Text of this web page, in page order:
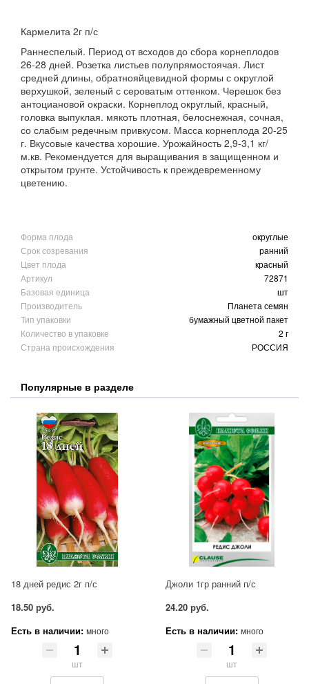
Кармелита 2г п/с
Раннеспелый. Период от всходов до сбора корнеплодов
26-28 дней. Розетка листьев полупрямостоячая. Лист
средней длины, обратнояйцевидной формы с округлой
верхушкой, зеленый с сероватым оттенком. Черешок без
антоциановой окраски. Корнеплод округлый, красный,
головка выпуклая. мякоть плотная, белоснежная, сочная,
со слабым редечным привкусом. Масса корнеплода 20-25
г. Вкусовые качества хорошие. Урожайность 2,9-3,1 кг/
м.кв. Рекомендуется для выращивания в защищенном и
открытом грунте. Устойчивость к преждевременному
цветению.
Форма плода
округлые
Срок созревания
ранний
Цвет плода
красный
Артикул
72871
Базовая единица
шт
Производитель
Планета семян
Тип упаковки
бумажный цветной пакет
Количество в упаковке
2 г
Страна происхождения
РОССИЯ
Популярные в разделе
18 дней редис 2г п/с
18.50 руб.
Есть в наличии: много
шт
Джоли 1гр ранний п/с
24.20 руб.
Есть в наличии: много
шт